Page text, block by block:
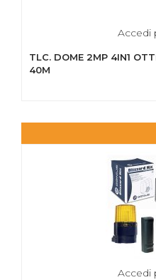
Accedi
TLC. DOME 2MP 4IN1
40M
Accedi